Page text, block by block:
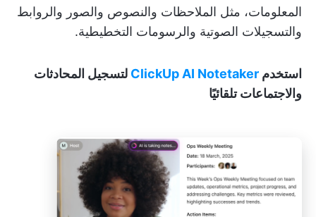
المعلومات، مثل الملاحظات والنصوص والصور والروابط
والتسجيلات الصوتية والرسومات التخطيطية.
استخدم ClickUp AI Notetaker لتسجيل المحادثات
والاجتماعات تلقائيًا